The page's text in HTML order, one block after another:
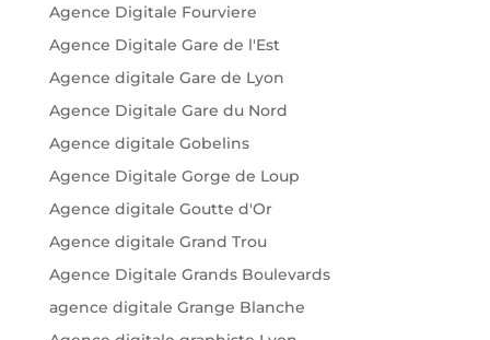
Agence Digitale Fourviere
Agence Digitale Gare de l'Est
Agence digitale Gare de Lyon
Agence Digitale Gare du Nord
Agence digitale Gobelins
Agence Digitale Gorge de Loup
Agence digitale Goutte d'Or
Agence digitale Grand Trou
Agence Digitale Grands Boulevards
agence digitale Grange Blanche